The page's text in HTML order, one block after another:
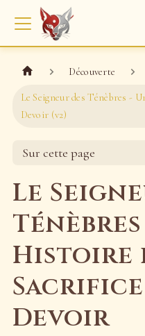
Découverte
Le Seigneur des Ténèbres -
Devoir (v2)
Sur cette page
Le
Ténèbres
Histoire
Devoir